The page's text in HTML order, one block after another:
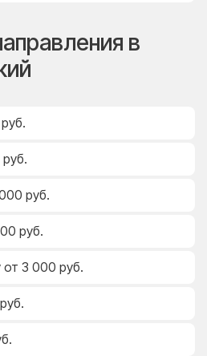
в
руб.
руб.
от 3 000 руб.